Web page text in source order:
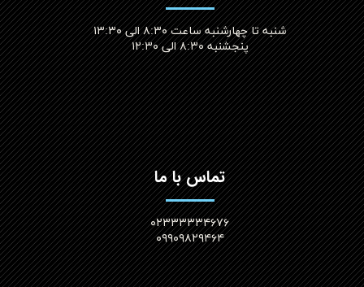
شنبه تا چهارشنبه ساعت ۸:۳۰ الی ۱۳:۳۰
پنجشنبه ۸:۳۰ الی ۱۲:۳۰​​​​​​​
تماس با ما
۰۲۳۳۳۳۳۴۶۷۶
۰۹۹۰۹۸۲۹۴۶۴